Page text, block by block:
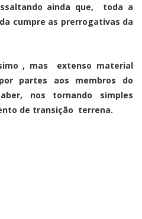
ainda que, toda a
cumpre as prerrogativas da
, mas extenso material
partes aos membros do
nos tornando simples
de transição terrena.